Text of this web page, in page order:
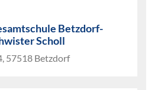
Betzdorf-
Scholl
57518 Betzdorf